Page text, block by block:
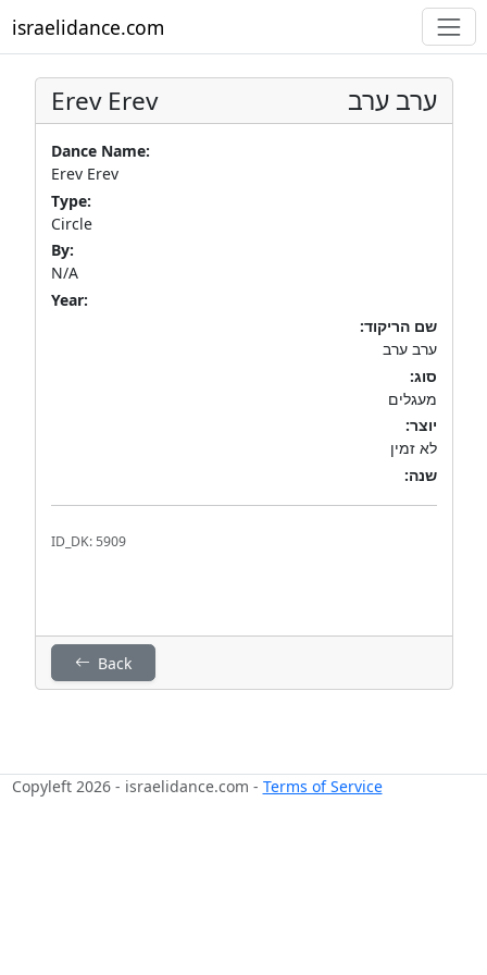
israelidance.com
Erev Erev ערב ערב
Dance Name:
Erev Erev
Type:
Circle
By:
N/A
Year:
שם הריקוד:
ערב ערב
סוג:
מעגלים
יוצר:
לא זמין
שנה:
ID_DK: 5909
Back
Copyleft 2026 - israelidance.com - Terms of Service